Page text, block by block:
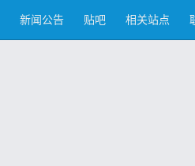
新闻公告 贴吧 相关站点